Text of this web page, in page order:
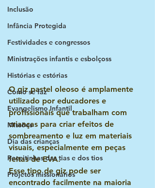
Inclusão
Infância Protegida
Festividades e congressos
Ministrações infantis e esbolçoss
Histórias e estórias
Como se faz
Evangelismo Infantil
Missões
Dia das crianças
Receitinhas das tias e dos tios
Projetos missionários
O giz pastel oleoso é amplamente
utilizado por educadores e
profissionais que trabalham com
crianças para criar efeitos de
sombreamento e luz em materiais
visuais, especialmente em peças
feitas de EVA.
Esse tipo de giz pode ser
encontrado facilmente na maioria